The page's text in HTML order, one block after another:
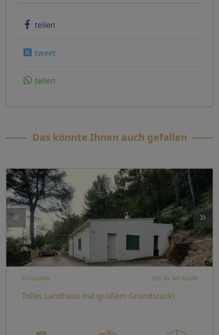
teilen
tweet
teilen
Das könnte Ihnen auch gefallen
Es Capdella Obj. Nr. MT-MJ240
Tolles Landhaus mit großem Grundstück!